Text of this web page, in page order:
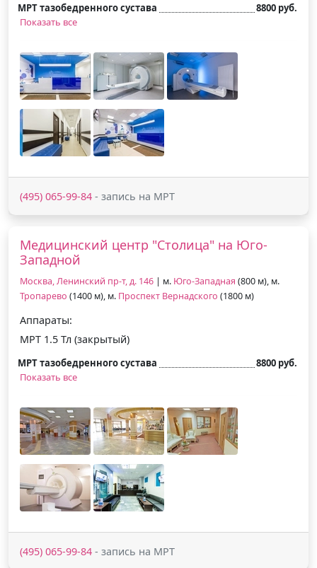
МРТ тазобедренного сустава
8800 руб.
Показать все
(495) 065-99-84 - запись на МРТ
Медицинский центр "Столица" на Юго-
Западной
Москва, Ленинский пр-т, д. 146 | м. Юго-Западная (800 м), м.
Тропарево (1400 м), м. Проспект Вернадского (1800 м)
Аппараты:
МРТ 1.5 Тл (закрытый)
МРТ тазобедренного сустава
8800 руб.
Показать все
(495) 065-99-84 - запись на МРТ